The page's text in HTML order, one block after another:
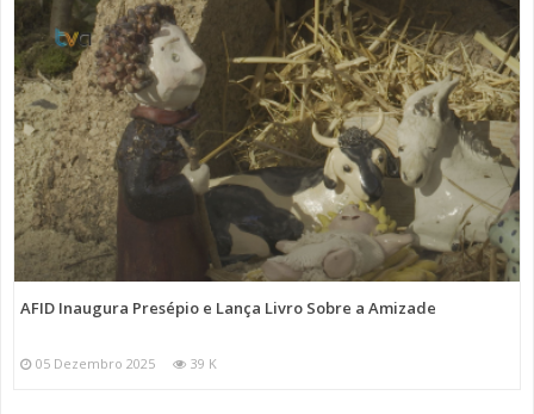
AFID Inaugura Presépio e Lança Livro Sobre a Amizade
05 Dezembro 2025 39 K